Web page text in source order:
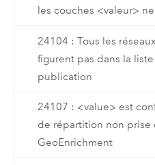
les couches <valeur>
24104 : Tous les
figurent pas dans la
publication
24107 : <value> est
de répartition non prise
GeoEnrichment